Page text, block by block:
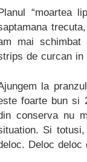
“moartea
mai
de curcan
la
foarte bun si
conserva nu
Si
Deloc